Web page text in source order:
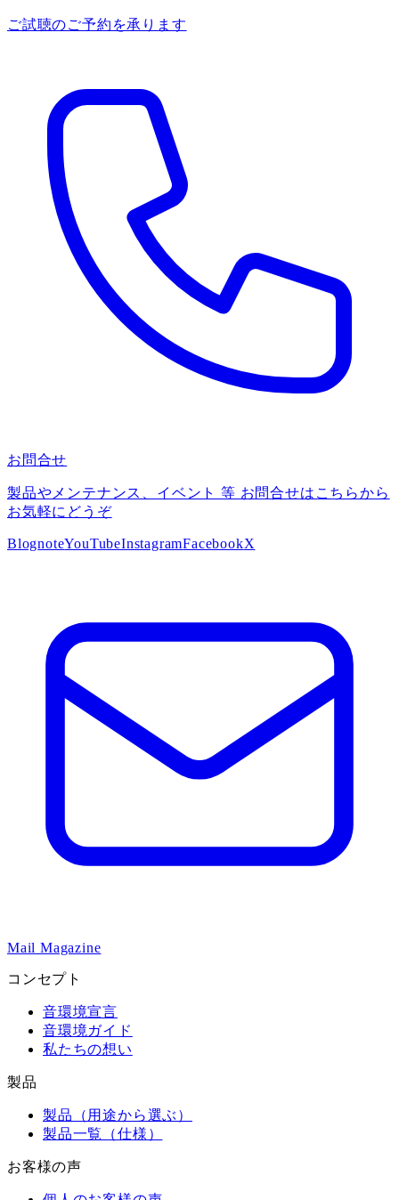
ご試聴のご予約を承ります
お問合せ
製品やメンテナンス、イベント 等 お問合せはこちらから
お気軽にどうぞ
BlognoteYouTubeInstagramFacebookX
Mail Magazine
コンセプト
音環境宣言
音環境ガイド
私たちの想い
製品
製品（用途から選ぶ）
製品一覧（仕様）
お客様の声